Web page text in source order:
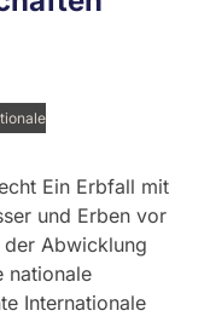
Ein Erbfall mit
und Erben vor
Abwicklung
nationale
Internationale